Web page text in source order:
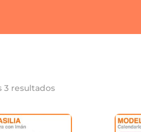
3 resultados